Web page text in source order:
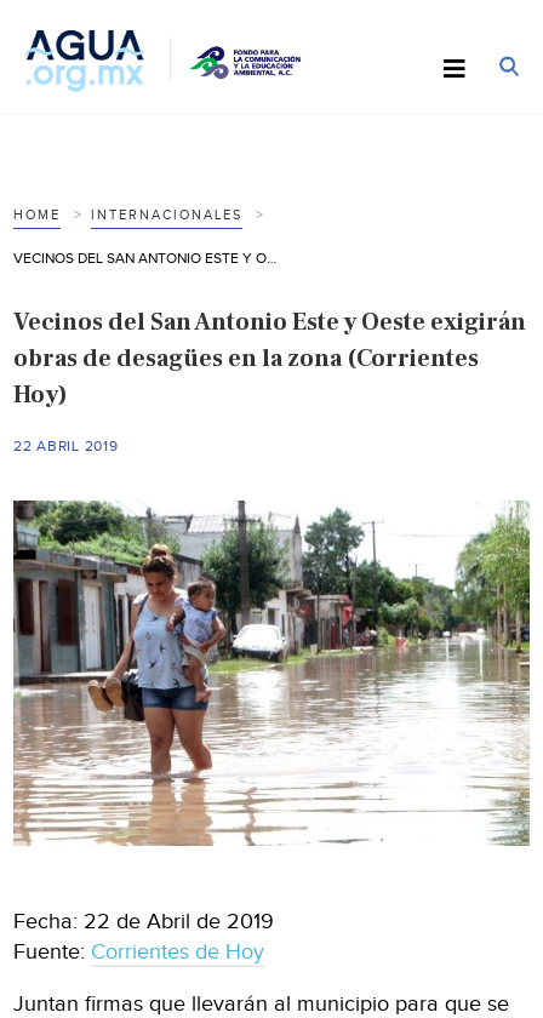
HOME INTERNACIONALES
Vecinos del San Antonio Este y Oeste exigirán
obras de desagües en la zona (Corrientes
Hoy)
22 ABRIL 2019
Fecha: 22 de Abril de 2019
Fuente: Corrientes de Hoy
Juntan firmas que llevarán al muni­cipio para que se